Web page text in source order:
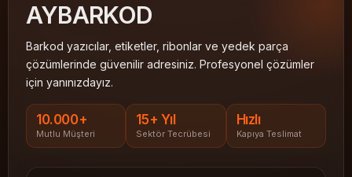
AYBARKOD
Barkod yazıcılar, etiketler, ribonlar ve yedek parça
çözümlerinde güvenilir adresiniz. Profesyonel çözümler
için yanınızdayız.
10.000+
Mutlu Müşteri
15+ Yıl
Sektör Tecrübesi
Hızlı
Kapıya Teslimat